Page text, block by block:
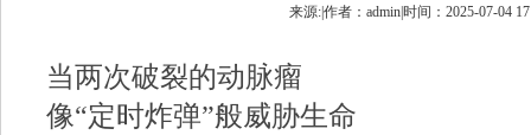
来源:|作者：admin|时间：2025-07-04
当两次破裂的动脉瘤
像“定时炸弹”般威胁生命